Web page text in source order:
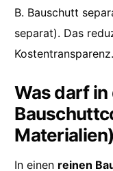
B. Bauschutt
separat). Das
Kostentransparenz.
Was darf in
Materialien)
In einen reinen